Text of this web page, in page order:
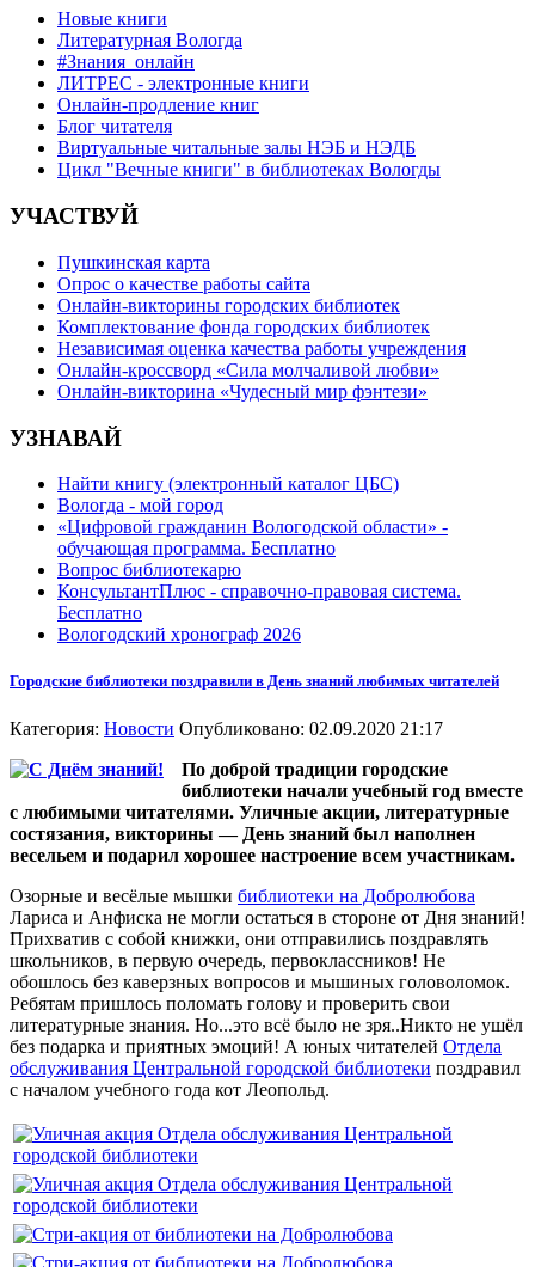
Новые книги
Литературная Вологда
#Знания_онлайн
ЛИТРЕС - электронные книги
Онлайн-продление книг
Блог читателя
Виртуальные читальные залы НЭБ и НЭДБ
Цикл "Вечные книги" в библиотеках Вологды
УЧАСТВУЙ
Пушкинская карта
Опрос о качестве работы сайта
Онлайн-викторины городских библиотек
Комплектование фонда городских библиотек
Независимая оценка качества работы учреждения
Онлайн-кроссворд «Сила молчаливой любви»
Онлайн-викторина «Чудесный мир фэнтези»
УЗНАВАЙ
Найти книгу (электронный каталог ЦБС)
Вологда - мой город
«Цифровой гражданин Вологодской области» -
обучающая программа. Бесплатно
Вопрос библиотекарю
КонсультантПлюс - справочно-правовая система.
Бесплатно
Вологодский хронограф 2026
Городские библиотеки поздравили в День знаний любимых читателей
Категория: Новости Опубликовано: 02.09.2020 21:17
По доброй традиции городские
библиотеки начали учебный год вместе
с любимыми читателями. Уличные акции, литературные
состязания, викторины — День знаний был наполнен
весельем и подарил хорошее настроение всем участникам.
Озорные и весёлые мышки библиотеки на Добролюбова
Лариса и Анфиска не могли остаться в стороне от Дня знаний!
Прихватив с собой книжки, они отправились поздравлять
школьников, в первую очередь, первоклассников! Не
обошлось без каверзных вопросов и мышиных головоломок.
Ребятам пришлось поломать голову и проверить свои
литературные знания. Но...это всё было не зря..Никто не ушёл
без подарка и приятных эмоций! А юных читателей Отдела
обслуживания Центральной городской библиотеки поздравил
с началом учебного года кот Леопольд.